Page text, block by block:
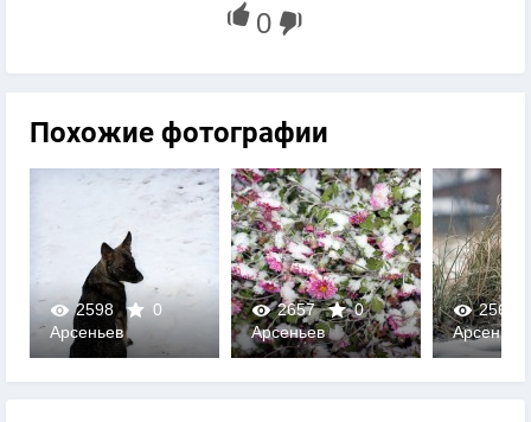
Похожие фотографии
2657
0
0
Арсеньев
2560
0
0
Арсеньев
2455
0
Арсеньев